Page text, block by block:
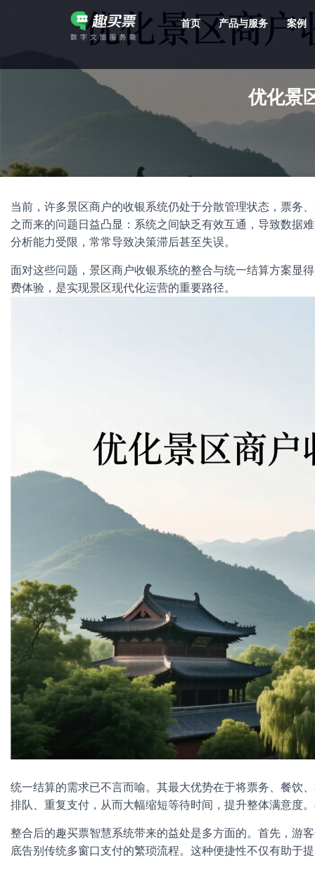
首页 产品与服务 案例
优化景
当前，许多景区商户的收银系统仍处于分散管理状态，票务
之而来的问题日益凸显：系统之间缺乏有效互通，导致数据
分析能力受限，常常导致决策滞后甚至失误。
面对这些问题，景区商户收银系统的整合与统一结算方案显
费体验，是实现景区现代化运营的重要路径。
统一结算的需求已不言而喻。其最大优势在于将票务、餐饮
排队、重复支付，从而大幅缩短等待时间，提升整体满意度
整合后的趣买票智慧系统带来的益处是多方面的。首先，游
底告别传统多窗口支付的繁琐流程。这种便捷性不仅有助于